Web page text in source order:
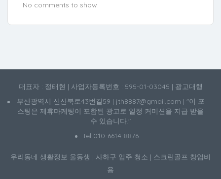
No comments to show.
대표자 : 정태현 | 사업자등록번호 : 595-01-03045 | 광고대행
부산광역시 신산북로43번길59 | jth8887@gmail.com | "이 포
스팅은 제휴마케팅이 포함된 광고로 일정 커미션을 지급 받을
수 있습니다."
Tel 010-6614-8876
우리동네 생활정보 울동생 | 사하구 입주 청소 | 스크린골프 창업비
용